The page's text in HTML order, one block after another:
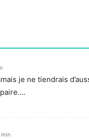
je ne tiendrais